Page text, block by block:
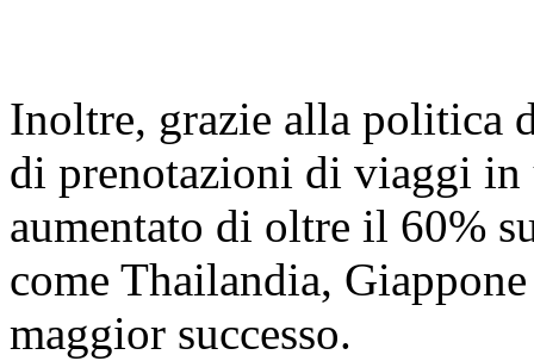
Inoltre, grazie alla politica
di prenotazioni di viaggi in
aumentato di oltre il 60%
come Thailandia,
maggior successo.